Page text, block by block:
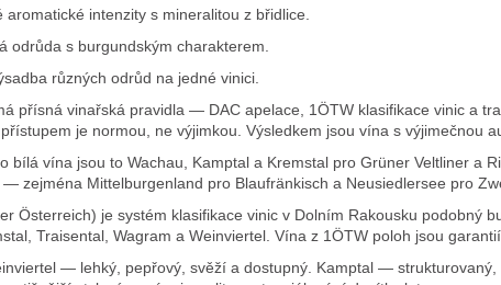
intenzity s mineralitou z břidlice.
s burgundským charakterem.
různých odrůd na jedné vinici.
přísná vinařská pravidla — DAC apelace, 1ÖTW klasifikace vinic a
je normou, ne výjimkou. Výsledkem jsou vína s výjimečnou
bílá vína jsou to Wachau, Kamptal a Kremstal pro Grüner Veltliner a
zejména Mittelburgenland pro Blaufränkisch a Neusiedlersee pro
Österreich) je systém klasifikace vinic v Dolním Rakousku podobný
Traisental, Wagram a Weinviertel. Vína z 1ÖTW poloh jsou
— lehký, pepřový, svěží a dostupný. Kamptal — strukturovaný,